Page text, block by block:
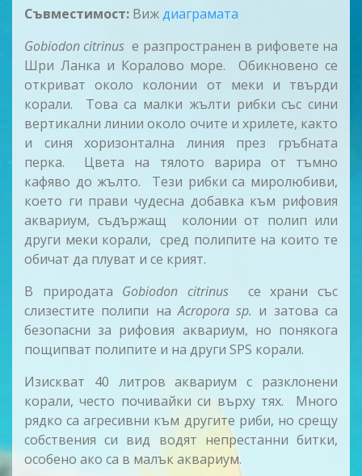
Съвместимост: Виждиаграмата
Gobiodon citrinus е разпространен в рифовете на
Шри Ланка и Коралово море. Обикновено се
откриват около колонии от меки и твърди
корали. Това са малки жълти рибки със сини
вертикални линии около очите и хрилете, както
и синя хоризонтална линия през гръбната
перка. Цвета на тялото варира от тъмно
кафяво до жълто. Тези рибки са миролюбиви,
което ги прави чудесна добавка към рифовия
аквариум, съдържащ колонии от полип или
други меки корали, сред полипите на които те
обичат да плуват и се крият.
В природата Gobiodon citrinus се храни със
слизестите полипи наAcropora sp. и затова са
безопасни за рифовия аквариум, но понякога
пощипват полипите и на други SPS корали.
Изискват 40 литров аквариум с разклонени
корали, често почивайки си върху тях. Много
рядко са агресивни към другите риби, но срещу
собствения си вид водят непрестанни битки,
особено ако са в малък аквариум.